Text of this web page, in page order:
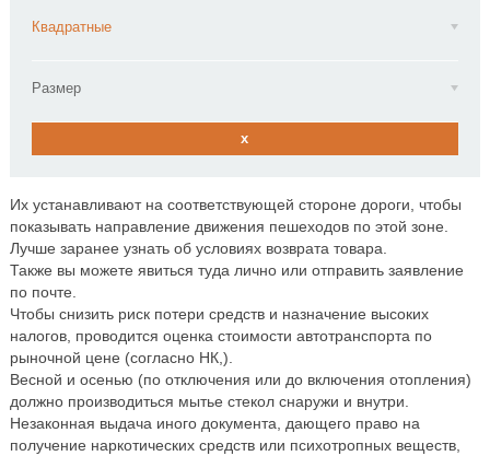
Квадратные
Размер
x
Их устанавливают на соответствующей стороне дороги, чтобы
показывать направление движения пешеходов по этой зоне.
Лучше заранее узнать об условиях возврата товара.
Также вы можете явиться туда лично или отправить заявление
по почте.
Чтобы снизить риск потери средств и назначение высоких
налогов, проводится оценка стоимости автотранспорта по
рыночной цене (согласно НК,).
Весной и осенью (по отключения или до включения отопления)
должно производиться мытье стекол снаружи и внутри.
Незаконная выдача иного документа, дающего право на
получение наркотических средств или психотропных веществ,